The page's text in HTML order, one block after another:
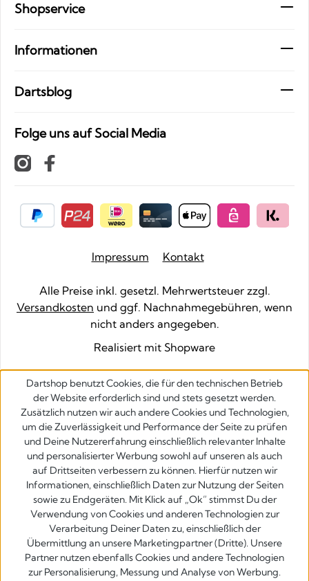
Shopservice
Informationen
Dartsblog
Folge uns auf Social Media
Impressum Kontakt
Alle Preise inkl. gesetzl. Mehrwertsteuer zzgl.
Versandkosten und ggf. Nachnahmegebühren, wenn
nicht anders angegeben.
Realisiert mit Shopware
Dartshop benutzt Cookies, die für den technischen Betrieb
der Website erforderlich sind und stets gesetzt werden.
Zusätzlich nutzen wir auch andere Cookies und Technologien,
um die Zuverlässigkeit und Performance der Seite zu prüfen
und Deine Nutzererfahrung einschließlich relevanter Inhalte
und personalisierter Werbung sowohl auf unseren als auch
auf Drittseiten verbessern zu können. Hierfür nutzen wir
Informationen, einschließlich Daten zur Nutzung der Seiten
sowie zu Endgeräten. Mit Klick auf „Ok” stimmst Du der
Verwendung von Cookies und anderen Technologien zur
Verarbeitung Deiner Daten zu, einschließlich der
Übermittlung an unsere Marketingpartner (Dritte). Unsere
Partner nutzen ebenfalls Cookies und andere Technologien
zur Personalisierung, Messung und Analyse von Werbung.